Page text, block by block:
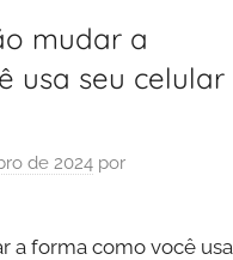
mudar a
usa seu celular
de 2024 por
a forma como você usa